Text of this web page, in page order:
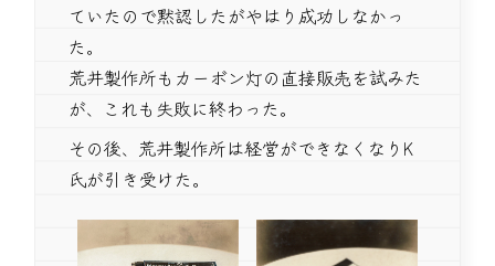
ていたので黙認したがやはり成功しなかっ
た。
荒井製作所もカーボン灯の直接販売を試みた
が、これも失敗に終わった。
その後、荒井製作所は経営ができなくなりK
氏が引き受けた。